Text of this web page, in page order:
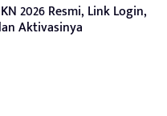
2026 Resmi, Link Login,
Aktivasinya